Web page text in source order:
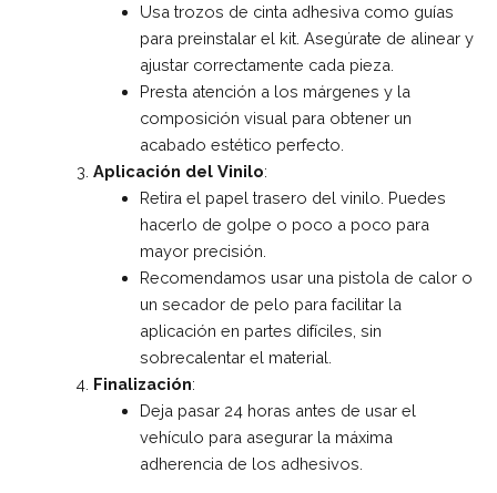
Usa trozos de cinta adhesiva como guías
para preinstalar el kit. Asegúrate de alinear y
ajustar correctamente cada pieza.
Presta atención a los márgenes y la
composición visual para obtener un
acabado estético perfecto.
Aplicación del Vinilo:
Retira el papel trasero del vinilo. Puedes
hacerlo de golpe o poco a poco para
mayor precisión.
Recomendamos usar una pistola de calor o
un secador de pelo para facilitar la
aplicación en partes difíciles, sin
sobrecalentar el material.
Finalización:
Deja pasar 24 horas antes de usar el
vehículo para asegurar la máxima
adherencia de los adhesivos.